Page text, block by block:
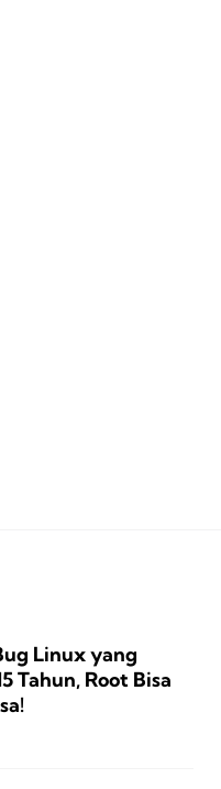
Linux yang
Tahun, Root Bisa